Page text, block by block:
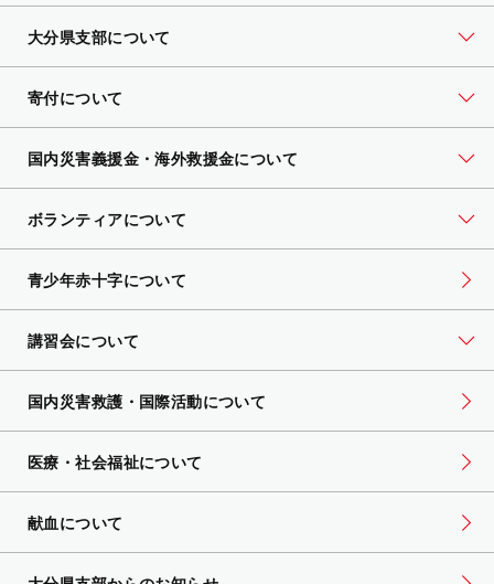
大分県支部について
寄付について
国内災害義援金・海外救援金について
ボランティアについて
青少年赤十字について
講習会について
国内災害救護・国際活動について
医療・社会福祉について
献血について